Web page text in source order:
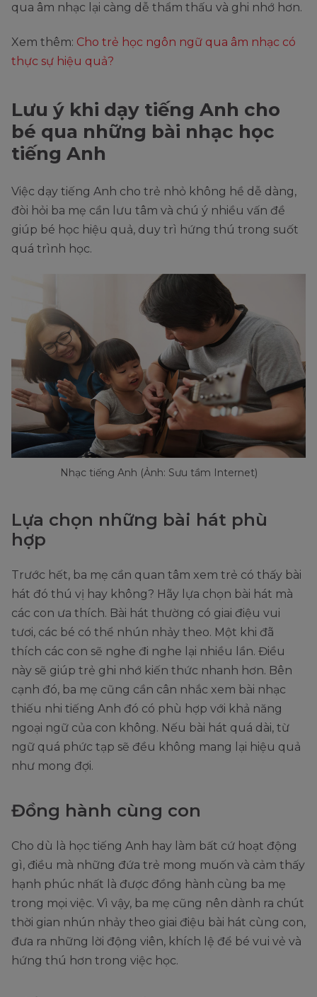
qua âm nhạc lại càng dễ thẩm thấu và ghi nhớ hơn.
Xem thêm: Cho trẻ học ngôn ngữ qua âm nhạc có
thực sự hiệu quả?
Lưu ý khi dạy tiếng Anh cho
bé qua những bài nhạc học
tiếng Anh
Việc dạy tiếng Anh cho trẻ nhỏ không hề dễ dàng,
đòi hỏi ba mẹ cần lưu tâm và chú ý nhiều vấn đề
giúp bé học hiệu quả, duy trì hứng thú trong suốt
quá trình học.
Nhạc tiếng Anh (Ảnh: Sưu tầm Internet)
Lựa chọn những bài hát phù
hợp
Trước hết, ba mẹ cần quan tâm xem trẻ có thấy bài
hát đó thú vị hay không? Hãy lựa chọn bài hát mà
các con ưa thích. Bài hát thường có giai điệu vui
tươi, các bé có thể nhún nhảy theo. Một khi đã
thích các con sẽ nghe đi nghe lại nhiều lần. Điều
này sẽ giúp trẻ ghi nhớ kiến thức nhanh hơn. Bên
cạnh đó, ba mẹ cũng cần cân nhắc xem bài nhạc
thiếu nhi tiếng Anh đó có phù hợp với khả năng
ngoại ngữ của con không. Nếu bài hát quá dài, từ
ngữ quá phức tạp sẽ đều không mang lại hiệu quả
như mong đợi.
Đồng hành cùng con
Cho dù là học tiếng Anh hay làm bất cứ hoạt động
gì, điều mà những đứa trẻ mong muốn và cảm thấy
hạnh phúc nhất là được đồng hành cùng ba mẹ
trong mọi việc. Vì vậy, ba mẹ cũng nên dành ra chút
thời gian nhún nhảy theo giai điệu bài hát cùng con,
đưa ra những lời động viên, khích lệ để bé vui vẻ và
hứng thú hơn trong việc học.